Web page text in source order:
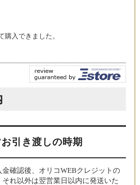
購入できました。
引き渡しの時期
確認後、オリコWEBクレジットの
れ以外は翌営業日以内に発送いた